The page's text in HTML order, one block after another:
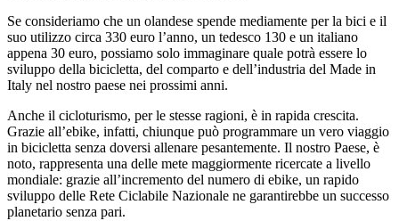
Se consideriamo che un olandese spende mediamente per la bici e il
suo utilizzo circa 330 euro l’anno, un tedesco 130 e un italiano
appena 30 euro, possiamo solo immaginare quale potrà essere lo
sviluppo della bicicletta, del comparto e dell’industria del Made in
Italy nel nostro paese nei prossimi anni.
Anche il cicloturismo, per le stesse ragioni, è in rapida crescita.
Grazie all’ebike, infatti, chiunque può programmare un vero viaggio
in bicicletta senza doversi allenare pesantemente. Il nostro Paese, è
noto, rappresenta una delle mete maggiormente ricercate a livello
mondiale: grazie all’incremento del numero di ebike, un rapido
sviluppo delle Rete Ciclabile Nazionale ne garantirebbe un successo
planetario senza pari.